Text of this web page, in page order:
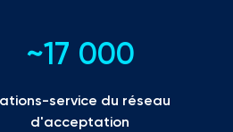
~17 000
service du réseau
d'acceptation